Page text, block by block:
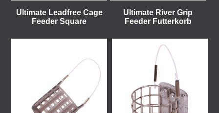
Ultimate Leadfree Cage
Feeder Square
Ultimate River Grip
Feeder Futterkorb